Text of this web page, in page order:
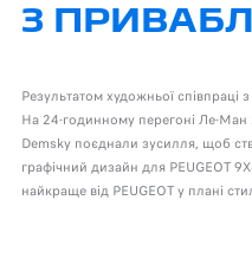
З
Результатом художньої співпраці
На 24-годинному перегоні Ле-Ман
Demsky поєднали зусилля, щоб
графічний дизайн для PEUGEOT
найкраще від PEUGEOT у плані